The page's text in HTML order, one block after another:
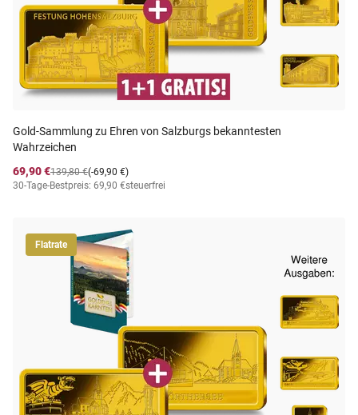
Gold-Sammlung zu Ehren von Salzburgs bekanntesten
Wahrzeichen
69,90 €
(-69,90 €)
139,80 €
30-Tage-Bestpreis: 69,90 €steuerfrei
Flatrate